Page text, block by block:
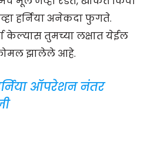
हर्निया अनेकदा फुगते.
केल्यास तुमच्या लक्षात येईल
झालेले आहे.
ऑपरेशन नंतर